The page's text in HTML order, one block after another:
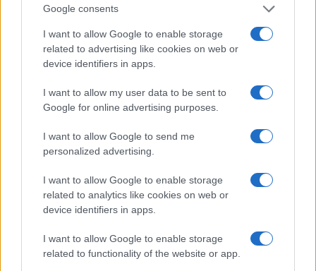
Google consents
I want to allow Google to enable storage
related to advertising like cookies on web or
device identifiers in apps.
I want to allow my user data to be sent to
Google for online advertising purposes.
I want to allow Google to send me
personalized advertising.
I want to allow Google to enable storage
related to analytics like cookies on web or
device identifiers in apps.
I want to allow Google to enable storage
related to functionality of the website or app.
Sangue, musica e solidarietà con Avis Olbia al
Delta Center
Meteo Olbia 9 agosto, temperature in calo
Salmo finisce in ospedale a Catania, ma il tour
va avanti: “Sicilia, ci sono”
Jovanotti, Gabry Ponte e Alfa: Olbia ombelico del
mondo per una notte
Giorgia Meloni a La Maddalena, la vicesindaco: